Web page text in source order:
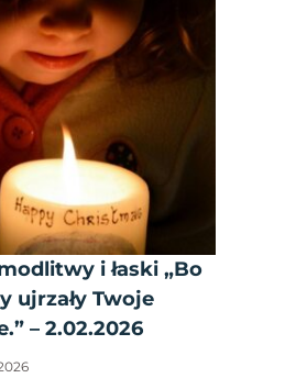
i łaski „Bo
ujrzały Twoje
– 2.02.2026